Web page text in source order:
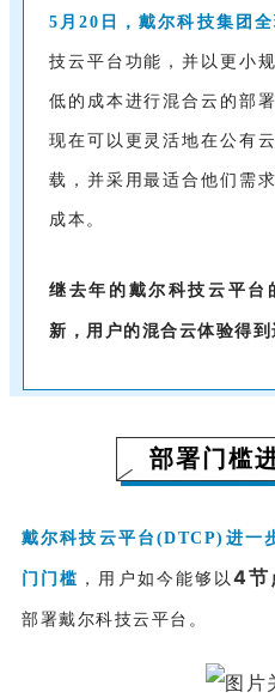
5月20日，戴尔科技集团
技云平台功能，并以更小
低的成本进行混合云的部
现在可以更灵活地在公有
载，并采用最适合他们需
成本。
继去年的戴尔科技云平台
新，用户的混合云体验得
部署门槛
戴尔科技云平台(DTCP)进一
门门槛 ，用户如今能够以4节
部署戴尔科技云平台。